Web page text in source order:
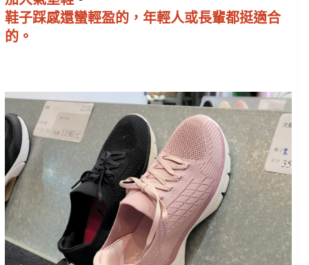
鞋子踩感還蠻輕盈的，年輕人或長輩都挺適合
的。